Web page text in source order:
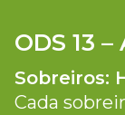
ODS 13
Sobreiros:
Cada